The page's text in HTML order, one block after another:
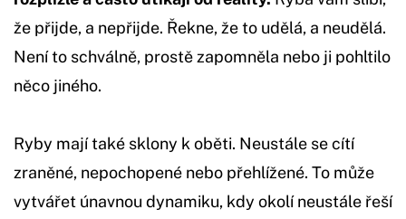
že přijde, a nepřijde. Řekne, že to udělá, a neudělá.
Není to schválně, prostě zapomněla nebo ji pohltilo
něco jiného.
Ryby mají také sklony k oběti. Neustále se cítí
zraněné, nepochopené nebo přehlížené. To může
vytvářet únavnou dynamiku, kdy okolí neustále řeší